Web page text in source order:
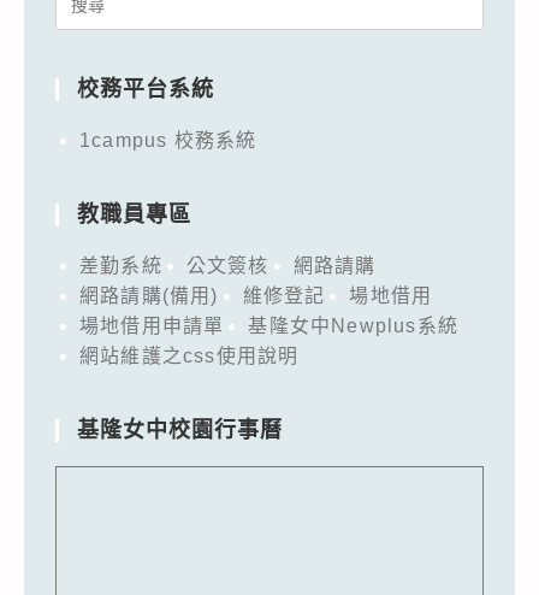
校務平台系統
1campus 校務系統
教職員專區
差勤系統 公文簽核
網路請購
網路請購(備用)
維修登記
場地借用
場地借用申請單
基隆女中Newplus系統
網站維護之css使用說明
基隆女中校園行事曆